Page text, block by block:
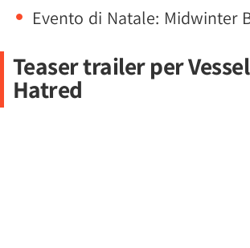
Evento di Natale: Midwinter
Teaser trailer per
Hatred